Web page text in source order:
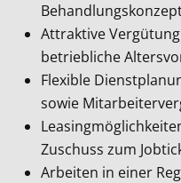
Attraktive
betriebliche
Flexible
sowie
Zuschuss zum
Arbeiten in einer